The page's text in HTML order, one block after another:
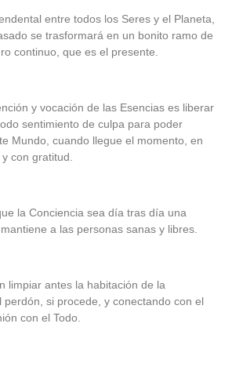
entre todos los Seres y el Planeta,
se trasformará en un bonito ramo de
continuo, que es el presente.
y vocación de las Esencias es liberar
sentimiento de culpa para poder
Mundo, cuando llegue el momento, en
con gratitud.
la Conciencia sea día tras día una
a las personas sanas y libres.
limpiar antes la habitación de la
perdón, si procede, y conectando con el
con el Todo.